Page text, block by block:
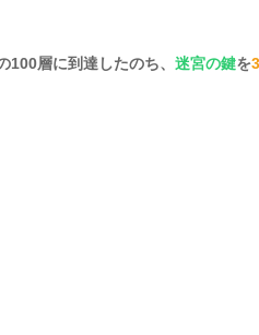
層に到達したのち、 迷宮の鍵を